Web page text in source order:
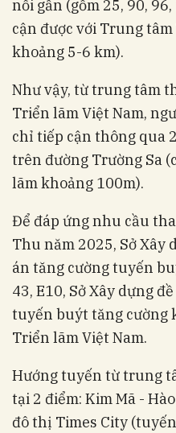
nối gần (gồm 25, 90,
cận được với Trung
khoảng 5-6 km).
Như vậy, từ trung tâm
Triển lãm Việt Nam,
chỉ tiếp cận thông qua
trên đường Trường Sa
lãm khoảng 100m).
Để đáp ứng nhu cầu
Thu năm 2025, Sở Xây
án tăng cường tuyến
43, E10, Sở Xây dựng
tuyến buýt tăng cường
Triển lãm Việt Nam.
Hướng tuyến từ trung
tại 2 điểm: Kim Mã -
đô thị Times City